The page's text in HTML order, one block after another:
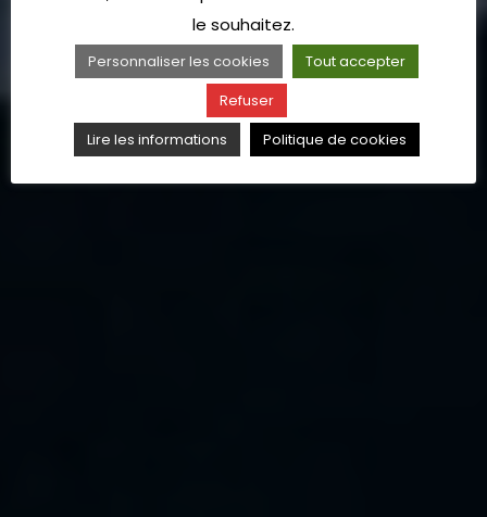
le souhaitez.
Personnaliser les cookies
Tout accepter
Refuser
Lire les informations
Politique de cookies